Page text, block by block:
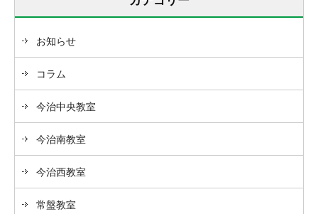
お知らせ
コラム
今治中央教室
今治南教室
今治西教室
常盤教室